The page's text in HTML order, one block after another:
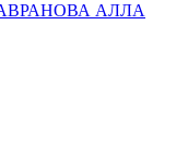
ДАВРАНОВА АЛЛА